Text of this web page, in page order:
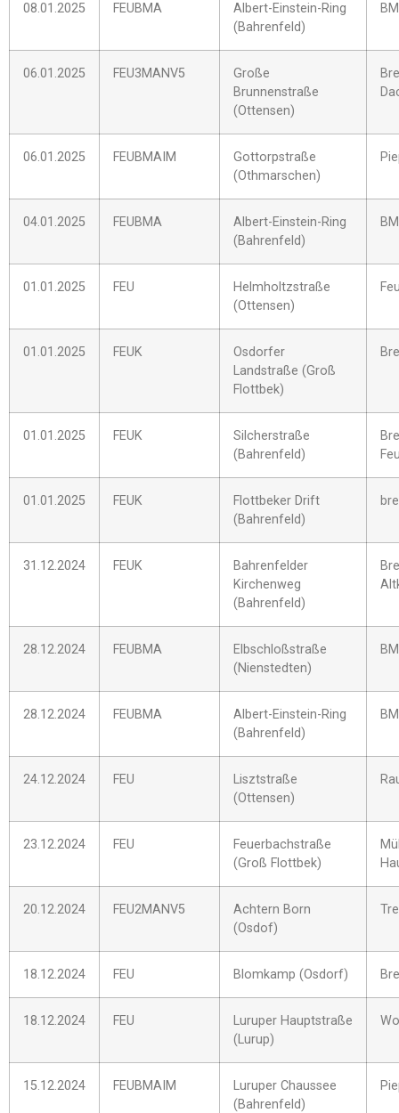
08.01.2025 FEUBMA
Albert-Einstein-Ring
(Bahrenfeld)
06.01.2025 FEU3MANV5
Große
Brunnenstraße
(Ottensen)
06.01.2025 FEUBMAIM
Gottorpstraße
(Othmarschen)
04.01.2025 FEUBMA
Albert-Einstein-Ring
(Bahrenfeld)
01.01.2025 FEU
Helmholtzstraße
(Ottensen)
01.01.2025 FEUK
Osdorfer
Landstraße (Groß
Flottbek)
01.01.2025 FEUK
Silcherstraße
(Bahrenfeld)
01.01.2025 FEUK
Flottbeker Drift
(Bahrenfeld)
31.12.2024 FEUK
Bahrenfelder
Kirchenweg
(Bahrenfeld)
28.12.2024 FEUBMA
Elbschloßstraße
(Nienstedten)
28.12.2024 FEUBMA
Albert-Einstein-Ring
(Bahrenfeld)
24.12.2024 FEU
Lisztstraße
(Ottensen)
23.12.2024 FEU
Feuerbachstraße
(Groß Flottbek)
20.12.2024 FEU2MANV5
Achtern Born
(Osdof)
18.12.2024 FEU Blomkamp (Osdorf)
18.12.2024 FEU
Luruper Hauptstraße
(Lurup)
15.12.2024 FEUBMAIM
Luruper Chaussee
(Bahrenfeld)